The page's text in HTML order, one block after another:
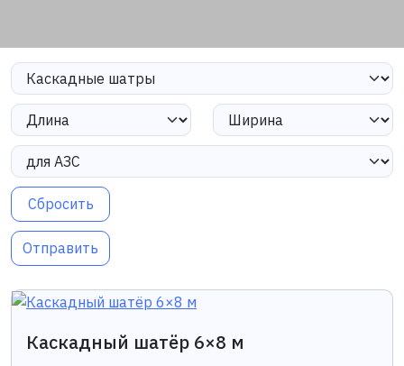
Сбросить
Отправить
Каскадный шатёр 6×8 м